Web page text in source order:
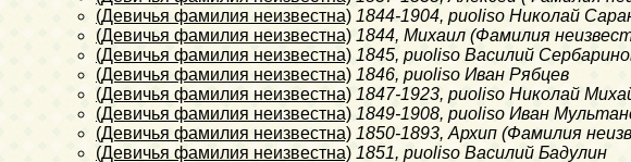
(Девичья фамилия неизвестна) 1844-1904, puoliso Николай
(Девичья фамилия неизвестна) 1844, Михаил (Фамилия
(Девичья фамилия неизвестна) 1845, puoliso Василий
(Девичья фамилия неизвестна) 1846, puoliso Иван Рябцев
(Девичья фамилия неизвестна) 1847-1923, puoliso Николай
(Девичья фамилия неизвестна) 1849-1908, puoliso Иван
(Девичья фамилия неизвестна) 1850-1893, Архип (Фамилия
(Девичья фамилия неизвестна) 1851, puoliso Василий Бадулин